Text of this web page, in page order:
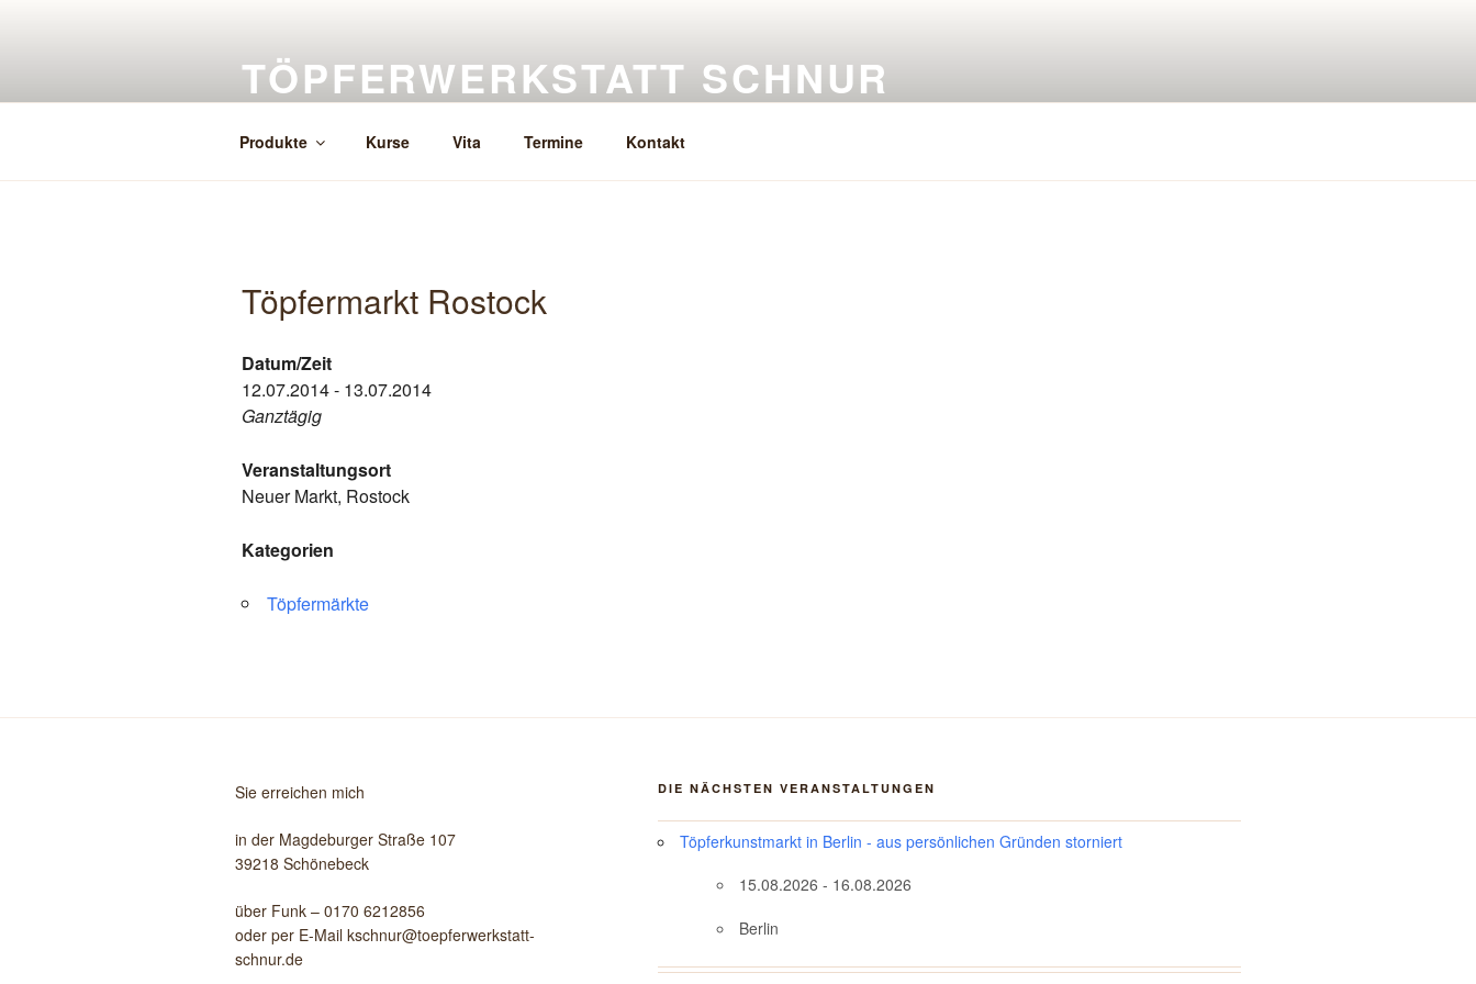
TÖPFERWERKSTATT SCHNUR
Produkte Kurse Vita Termine Kontakt
Töpfermarkt Rostock
Datum/Zeit
12.07.2014 - 13.07.2014
Ganztägig
Veranstaltungsort
Neuer Markt, Rostock
Kategorien
Töpfermärkte
Sie erreichen mich
in der Magdeburger Straße 107
39218 Schönebeck
über Funk – 0170 6212856
oder per E-Mail kschnur@toepferwerkstatt-
schnur.de
DIE NÄCHSTEN VERANSTALTUNGEN
Töpferkunstmarkt in Berlin - aus persönlichen Gründen storniert
15.08.2026 - 16.08.2026
Berlin